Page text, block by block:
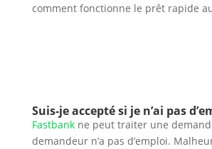
comment fonctionne le prêt rapide
Suis-je accepté si je n’ai pas
Fastbankne peut traiter une
demandeur n’a pas d’emploi.